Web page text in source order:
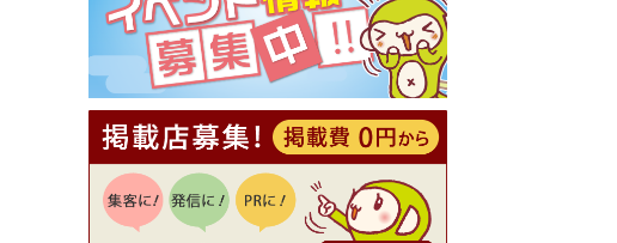
【ジモア読者特典1】料理全品
20％OFF ※18時以降（創作イ
タリアン Pia Cuore（ピアクオ
ーレ））
[有効期限]2026年9月30日
【ジモア限定②】初回割引 特
価 鼻毛脱毛 半額 2,200円⇒1,1
00円（メンズ専門ワックス脱
毛サロン Mickle（ミック
ル））
[有効期限]2026年9月30日